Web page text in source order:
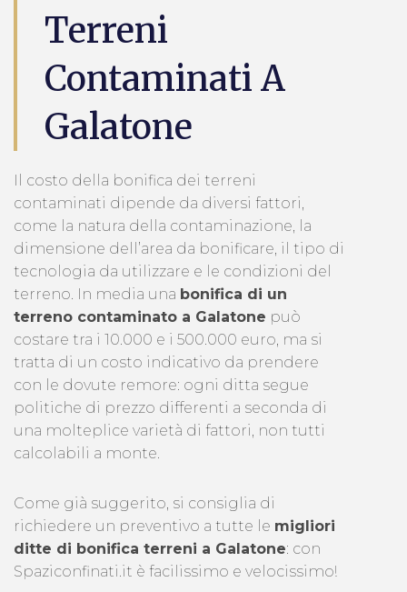
Terreni
Contaminati A
Galatone
Il costo della bonifica dei terreni
contaminati dipende da diversi fattori,
come la natura della contaminazione, la
dimensione dell’area da bonificare, il tipo di
tecnologia da utilizzare e le condizioni del
terreno. In media una bonifica di un
terreno contaminato a Galatone può
costare tra i 10.000 e i 500.000 euro, ma si
tratta di un costo indicativo da prendere
con le dovute remore: ogni ditta segue
politiche di prezzo differenti a seconda di
una molteplice varietà di fattori, non tutti
calcolabili a monte.
Come già suggerito, si consiglia di
richiedere un preventivo a tutte le migliori
ditte di bonifica terreni a Galatone: con
Spaziconfinati.it è facilissimo e velocissimo!